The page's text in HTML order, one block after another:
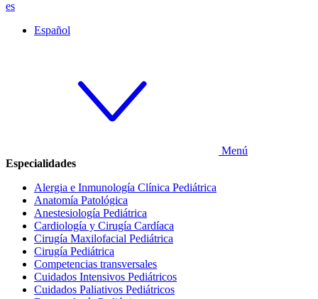
es
Español
Menú
Especialidades
Alergia e Inmunología Clínica Pediátrica
Anatomía Patológica
Anestesiología Pediátrica
Cardiología y Cirugía Cardíaca
Cirugía Maxilofacial Pediátrica
Cirugía Pediátrica
Competencias transversales
Cuidados Intensivos Pediátricos
Cuidados Paliativos Pediátricos